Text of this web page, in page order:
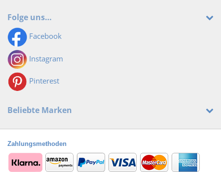
Folge uns…
Facebook
Instagram
Pinterest
Beliebte Marken
Zahlungsmethoden